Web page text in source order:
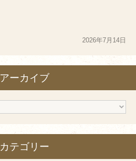
2026年7月14日
アーカイブ
カテゴリー